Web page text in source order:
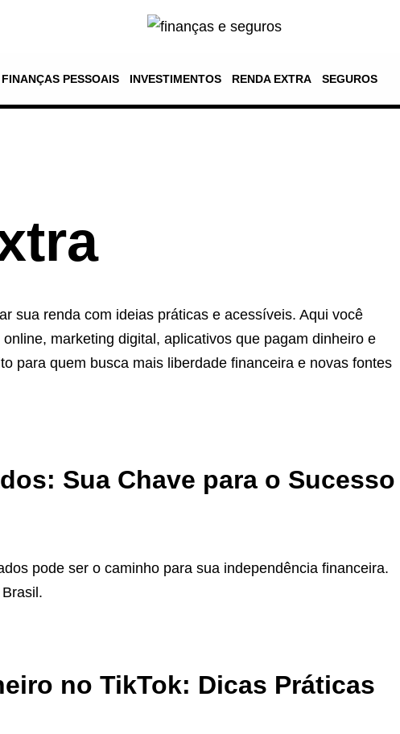
FINANÇAS PESSOAIS INVESTIMENTOS RENDA EXTRA SEGUROS
sua renda com ideias práticas e acessíveis. Aqui você
marketing digital, aplicativos que pagam dinheiro e
para quem busca mais liberdade financeira e novas fontes
Sua Chave para o Sucesso
pode ser o caminho para sua independência financeira.
no TikTok: Dicas Práticas